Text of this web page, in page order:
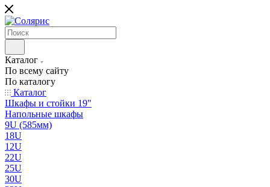
Каталог
По всему сайту
По каталогу
Каталог
Шкафы и стойки 19"
Напольные шкафы
9U (585мм)
18U
12U
22U
25U
30U